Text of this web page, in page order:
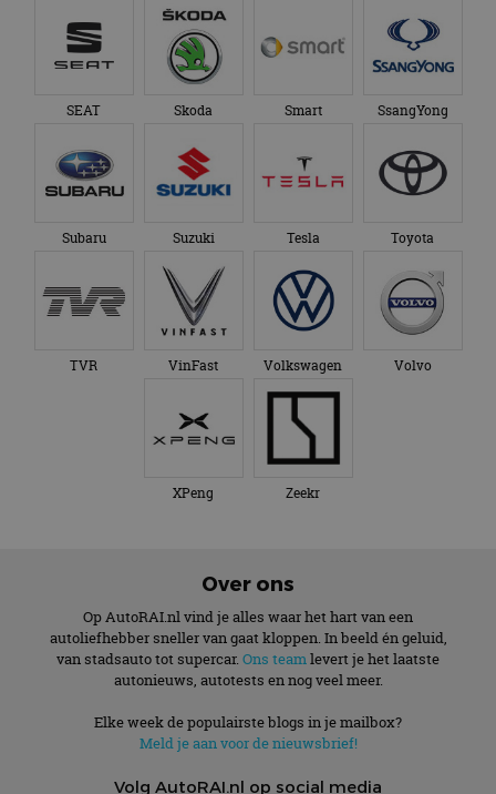
SEAT Skoda Smart SsangYong
Subaru Suzuki Tesla Toyota
TVR VinFast Volkswagen Volvo
XPeng Zeekr
Over ons
Op AutoRAI.nl vind je alles waar het hart van een
autoliefhebber sneller van gaat kloppen. In beeld én geluid,
van stadsauto tot supercar. Ons teamlevert je het laatste
autonieuws, autotests en nog veel meer.
Elke week de populairste blogs in je mailbox?
Meld je aan voor de nieuwsbrief!
Volg AutoRAI.nl op social media